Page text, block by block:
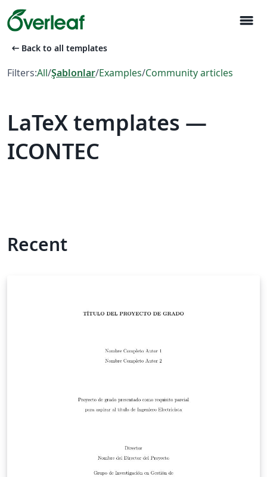
menu
arrow_left_alt Back to all templates
Filters:All/Şablonlar/Examples/Community articles
LaTeX templates —
ICONTEC
Recent